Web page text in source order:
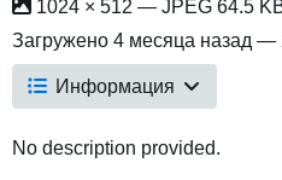
1024 × 512 — JPEG 64.5
Загружено 4 месяца назад —
Информация
No description provided.